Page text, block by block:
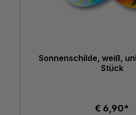
Sonnenschilde, weiß,
Stück
€ 6,90*